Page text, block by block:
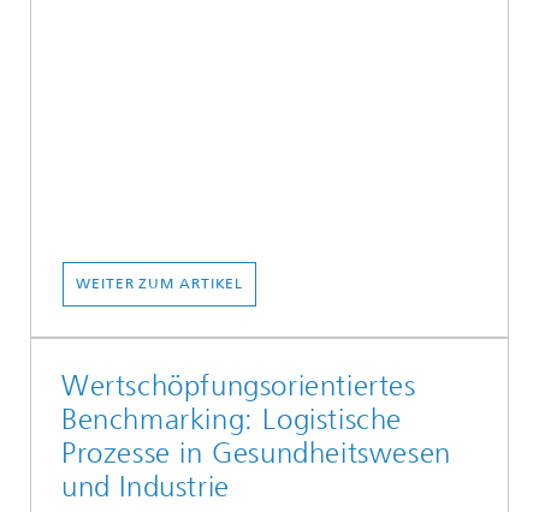
WEITER ZUM ARTIKEL
Wertschöpfungsorientiertes
Benchmarking: Logistische
Prozesse in Gesundheitswesen
und Industrie